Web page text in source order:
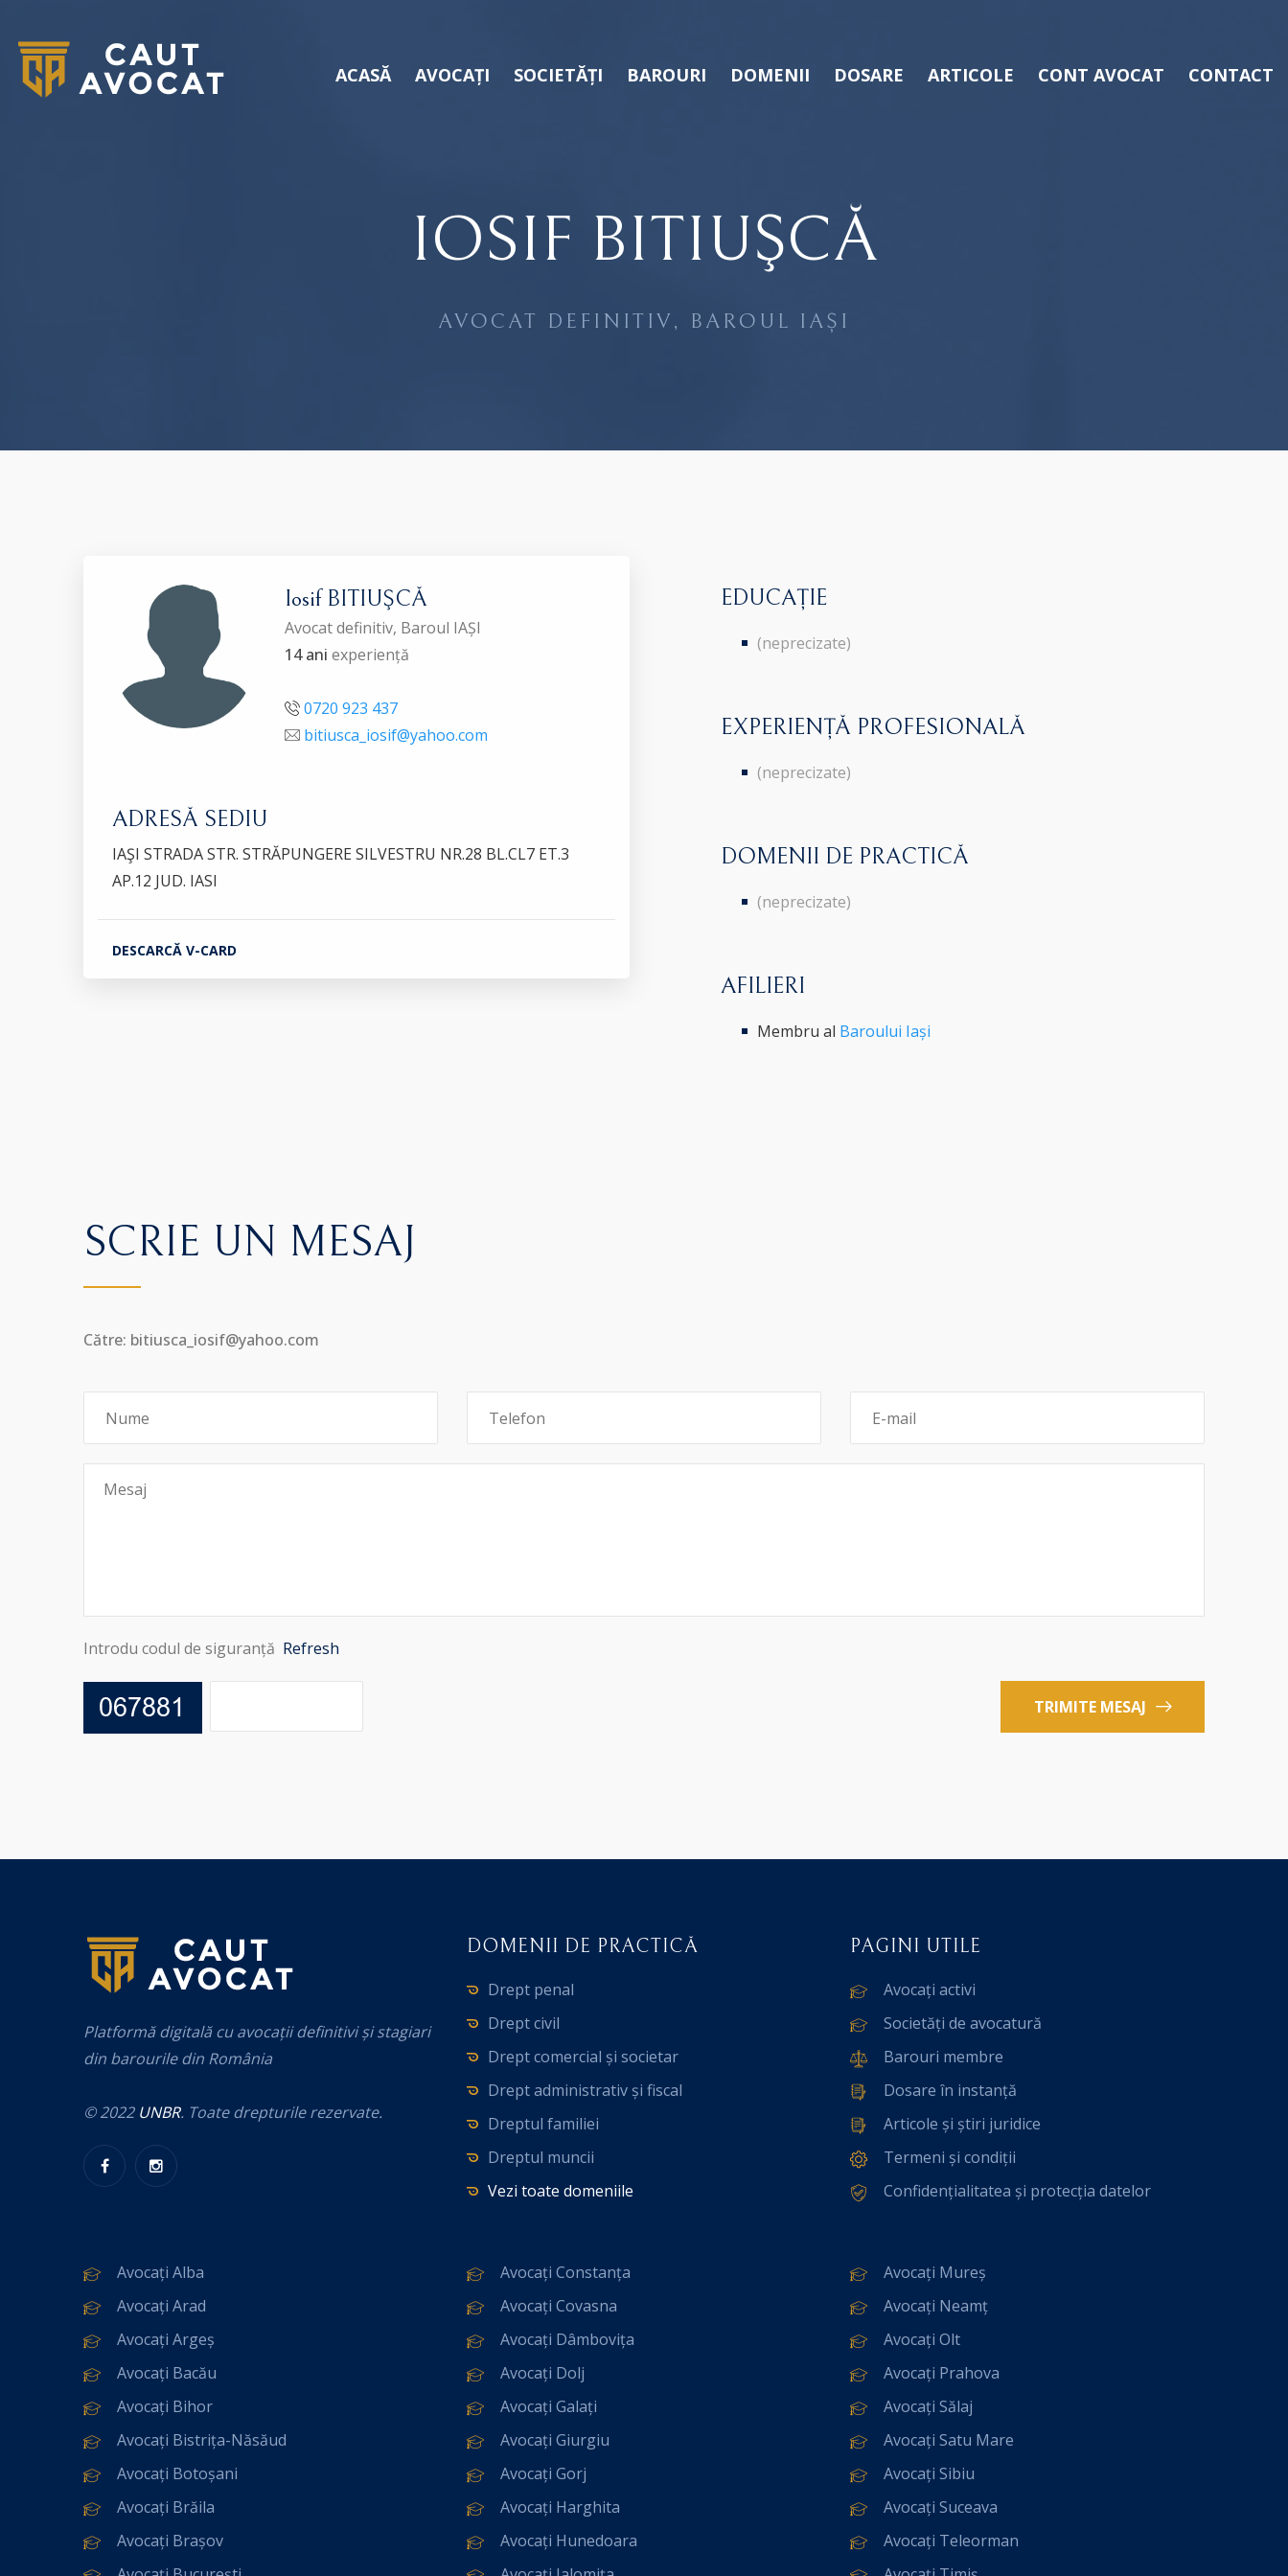
ACASĂ AVOCAȚI SOCIETĂȚI BAROURI DOMENII DOSARE ARTICOLE CONT AVOCAT CONTACT
IOSIF BITIUŞCĂ
AVOCAT DEFINITIV, BAROUL IAȘI
Iosif BITIUŞCĂ
Avocat definitiv, Baroul IAȘI
14 ani experiență
0720 923 437
bitiusca_iosif@yahoo.com
ADRESĂ SEDIU
IAŞI STRADA STR. STRĂPUNGERE SILVESTRU NR.28 BL.CL7 ET.3
AP.12 JUD. IASI
DESCARCĂ V-CARD
EDUCAȚIE
(neprecizate)
EXPERIENȚĂ PROFESIONALĂ
(neprecizate)
DOMENII DE PRACTICĂ
(neprecizate)
AFILIERI
Membru al Baroului Iași
SCRIE UN MESAJ
Către: bitiusca_iosif@yahoo.com
Introdu codul de siguranță Refresh
TRIMITE MESAJ
Platformă digitală cu avocații definitivi și stagiari
din barourile din România
© 2022 UNBR. Toate drepturile rezervate.
DOMENII DE PRACTICĂ
Drept penal
Drept civil
Drept comercial și societar
Drept administrativ și fiscal
Dreptul familiei
Dreptul muncii
Vezi toate domeniile
PAGINI UTILE
Avocați activi
Societăți de avocatură
Barouri membre
Dosare în instanță
Articole și știri juridice
Termeni și condiții
Confidențialitatea și protecția datelor
Avocați Alba
Avocați Arad
Avocați Argeș
Avocați Bacău
Avocați Bihor
Avocați Bistrița-Năsăud
Avocați Botoșani
Avocați Brăila
Avocați Brașov
Avocați Constanța
Avocați Covasna
Avocați Dâmbovița
Avocați Dolj
Avocați Galați
Avocați Giurgiu
Avocați Gorj
Avocați Harghita
Avocați Hunedoara
Avocați Mureș
Avocați Neamț
Avocați Olt
Avocați Prahova
Avocați Sălaj
Avocați Satu Mare
Avocați Sibiu
Avocați Suceava
Avocați Teleorman